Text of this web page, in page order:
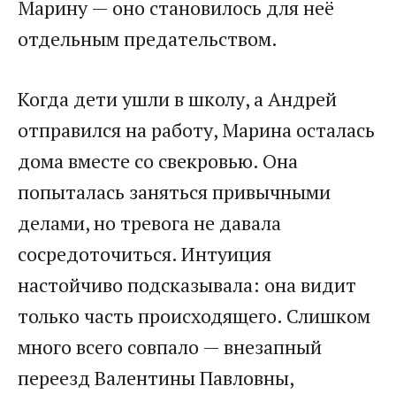
Марину — оно становилось для неё
отдельным предательством.
Когда дети ушли в школу, а Андрей
отправился на работу, Марина осталась
дома вместе со свекровью. Она
попыталась заняться привычными
делами, но тревога не давала
сосредоточиться. Интуиция
настойчиво подсказывала: она видит
только часть происходящего. Слишком
много всего совпало — внезапный
переезд Валентины Павловны,